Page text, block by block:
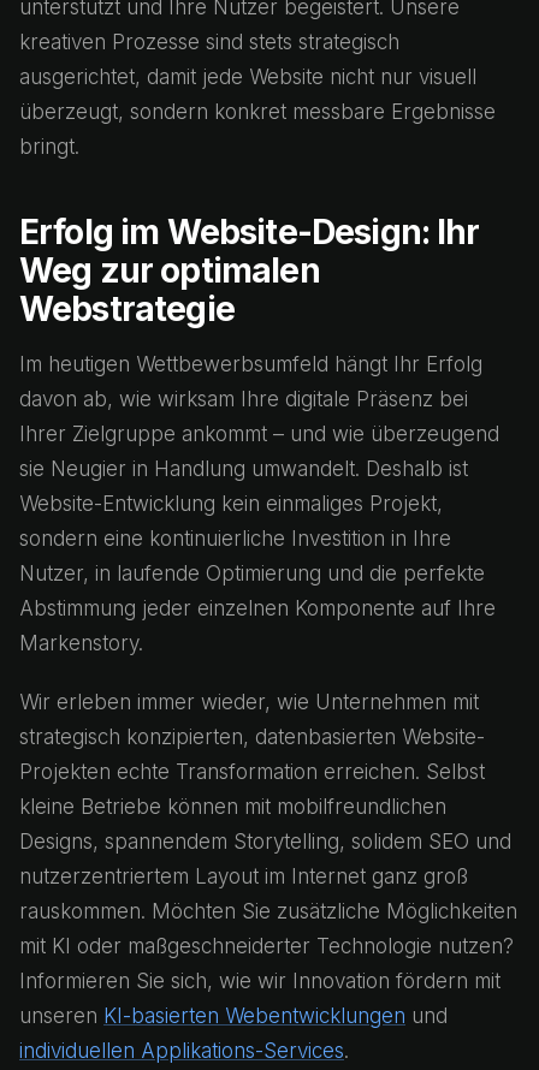
unterstützt und Ihre Nutzer begeistert. Unsere
kreativen Prozesse sind stets strategisch
ausgerichtet, damit jede Website nicht nur visuell
überzeugt, sondern konkret messbare Ergebnisse
bringt.
Erfolg im Website-Design: Ihr
Weg zur optimalen
Webstrategie
Im heutigen Wettbewerbsumfeld hängt Ihr Erfolg
davon ab, wie wirksam Ihre digitale Präsenz bei
Ihrer Zielgruppe ankommt – und wie überzeugend
sie Neugier in Handlung umwandelt. Deshalb ist
Website-Entwicklung kein einmaliges Projekt,
sondern eine kontinuierliche Investition in Ihre
Nutzer, in laufende Optimierung und die perfekte
Abstimmung jeder einzelnen Komponente auf Ihre
Markenstory.
Wir erleben immer wieder, wie Unternehmen mit
strategisch konzipierten, datenbasierten Website-
Projekten echte Transformation erreichen. Selbst
kleine Betriebe können mit mobilfreundlichen
Designs, spannendem Storytelling, solidem SEO und
nutzerzentriertem Layout im Internet ganz groß
rauskommen. Möchten Sie zusätzliche Möglichkeiten
mit KI oder maßgeschneiderter Technologie nutzen?
Informieren Sie sich, wie wir Innovation fördern mit
unseren KI-basierten Webentwicklungen und
individuellen Applikations-Services.